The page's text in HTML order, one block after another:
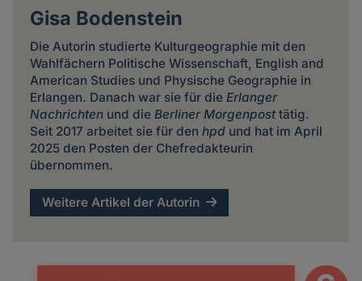
Gisa Bodenstein
Die Autorin studierte Kulturgeographie mit den
Wahlfächern Politische Wissenschaft, English and
American Studies und Physische Geographie in
Erlangen. Danach war sie für die Erlanger
Nachrichtenund die Berliner Morgenposttätig.
Seit 2017 arbeitet sie für den hpdund hat im April
2025 den Posten der Chefredakteurin
übernommen.
Weitere Artikel der Autorin